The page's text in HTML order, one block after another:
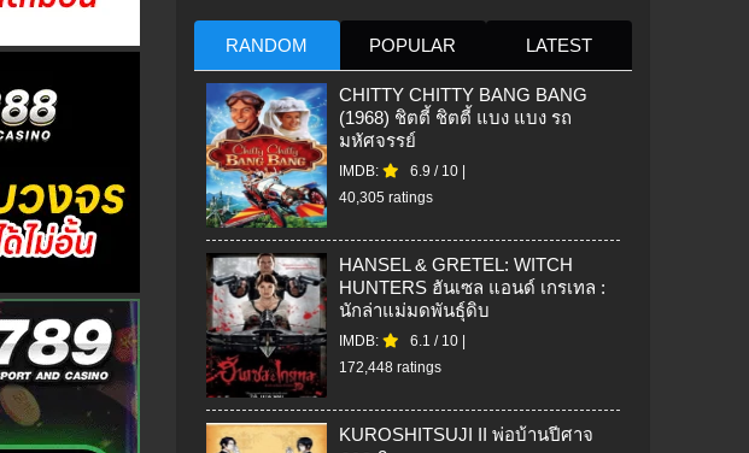
RANDOM POPULAR LATEST
CHITTY CHITTY BANG BANG
(1968) ชิตตี้ ชิตตี้ แบง แบง รถ
มหัศจรรย์
IMDB: 6.9 / 10
40,305 ratings
HANSEL & GRETEL: WITCH
HUNTERS ฮันเซล แอนด์ เกรเทล :
นักล่าแม่มดพันธุ์ดิบ
IMDB: 6.1 / 10
172,448 ratings
KUROSHITSUJI II พ่อบ้านปีศาจ